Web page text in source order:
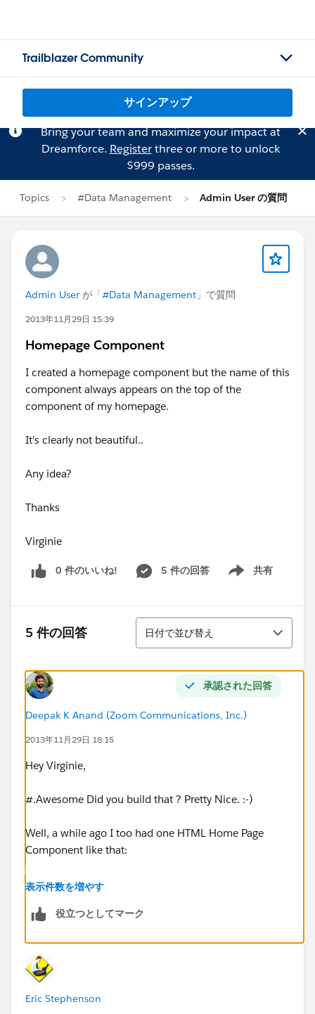
Trailblazer Community
サインアップ
Bring your team and maximize your impact at
Dreamforce. Registerthree or more to unlock
$999 passes.
Topics #Data Management Admin User の質問
Admin User が「#Data Management 」で質問
2013年11月29日 15:39
Homepage Component
I created a homepage component but the name of this
component always appears on the top of the
component of my homepage.
It's clearly not beautiful..
Any idea?
Thanks
Virginie
0 件のいいね! 5 件の回答 共有
Show menu
5 件の回答
並び替え
日付で並び替え
承認された回答
Deepak K Anand (‎‎‎‎‎‎Zoom Communications, Inc.)
2013年11月29日 18:15
Hey Virginie,
#.Awesome Did you build that ? Pretty Nice. :-)
Well, a while ago I too had one HTML Home Page
Component like that:
and that caption that says - Salesforce1 just makes the
whole thing look ugly! And so I had get my crooked
mind up and start cookin somethin and so did I write
this little JavaScript in my Home Page Component:
表示件数を増やす
役立つとしてマーク
Eric Stephenson